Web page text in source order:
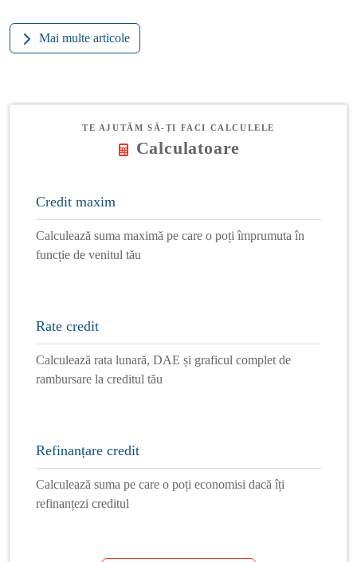
Mai multe articole
TE AJUTĂM SĂ-ȚI FACI CALCULELE
Calculatoare
Credit maxim
Calculează suma maximă pe care o poți împrumuta în
funcție de venitul tău
Rate credit
Calculează rata lunară, DAE și graficul complet de
rambursare la creditul tău
Refinanțare credit
Calculează suma pe care o poți economisi dacă îți
refinanțezi creditul